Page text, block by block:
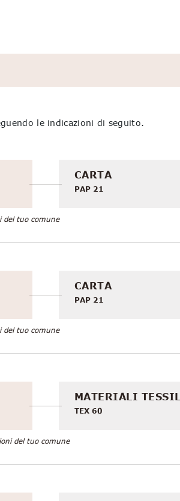
le indicazioni di seguito.
CARTA
PAP 21
del tuo comune
CARTA
PAP 21
del tuo comune
MATERIALI
TEX 60
del tuo comune